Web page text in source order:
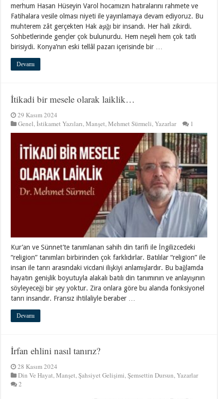
merhum Hasan Hüseyin Varol hocamızın hatıralarını rahmete ve
Fatihalara vesile olması niyeti ile yayınlamaya devam ediyoruz. Bu
muhterem zât gerçekten Hak aşığı bir insandı. Her hali zikirdi.
Sohbetlerinde gençler çok bulunurdu. Hem neşeli hem çok tatlı
birisiydi. Konya’nın eski tellâl pazarı içerisinde bir …
Devamı
İtikadi bir mesele olarak laiklik…
29 Kasım 2024
Genel,İstikamet Yazıları,Manşet,Mehmet Sürmeli,Yazarlar 1
Kur’an ve Sünnet’te tanımlanan sahih din tarifi ile İngilizcedeki
“religion” tanımları birbirinden çok farklıdırlar. Batılılar “religion” ile
insan ile tanrı arasındaki vicdani ilişkiyi anlamışlardır. Bu bağlamda
hayatın genişlik boyutuyla alakalı batılı din tanımının ve anlayışının
söyleyeceği bir şey yoktur. Zira onlara göre bu alanda fonksiyonel
tanrı insandır. Fransız ihtilaliyle beraber …
Devamı
İrfan ehlini nasıl tanırız?
28 Kasım 2024
Din Ve Hayat,Manşet,Şahsiyet Gelişimi,Şemsettin Dursun,Yazarlar
2